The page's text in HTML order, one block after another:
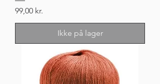
Pris
99,00 kr.
Ikke på lager